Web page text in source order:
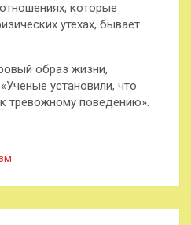
которые
утехах, бывает
образ жизни,
установили, что
тревожному поведению».